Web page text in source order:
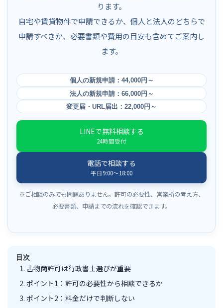
ります。
自宅や賃貸物件で申請できるか、個人と法人のどちらで
申請すべきか、必要書類や費用の目安も含めてご案内し
ます。
個人の新規申請：44,000円～
法人の新規申請：66,000円～
変更届・URL届出：22,000円～
LINEで無料相談する
24時間受付
電話で相談する
平日9:00〜18:00
※ご相談のみでも問題ありません。許可の必要性、営業所の考え方、
必要書類、申請までの流れを確認できます。
目次
古物商許可は行政書士選びが重要
ポイント1：許可の必要性から相談できるか
ポイント2：料金だけで判断しない